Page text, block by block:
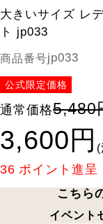
大きいサイズ レ
ト jp033
商品番号jp033
公式限定価格
通常価格5,480
3,600円
36 ポイント進呈
こちら
イベント